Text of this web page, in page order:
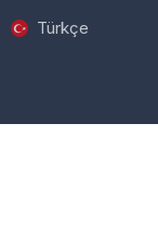
Türkçe